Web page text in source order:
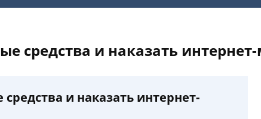
средства и наказать
и наказать интернет-